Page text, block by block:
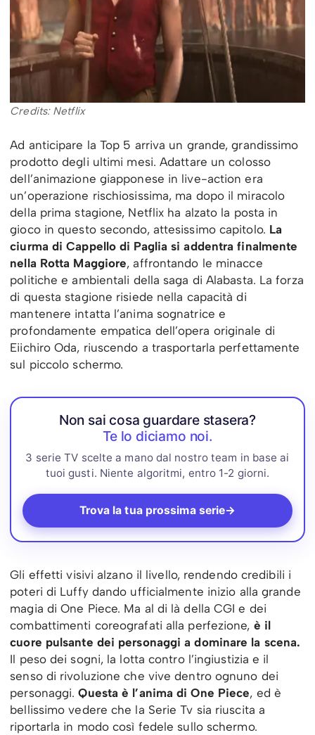
Credits: Netflix
Ad anticipare la Top 5 arriva un grande, grandissimo
prodotto degli ultimi mesi. Adattare un colosso
dell’animazione giapponese in live-action era
un’operazione rischiosissima, ma dopo il miracolo
della prima stagione, Netflix ha alzato la posta in
gioco in questo secondo, attesissimo capitolo. La
ciurma di Cappello di Paglia si addentra finalmente
nella Rotta Maggiore, affrontando le minacce
politiche e ambientali della saga di Alabasta. La forza
di questa stagione risiede nella capacità di
mantenere intatta l’anima sognatrice e
profondamente empatica dell’opera originale di
Eiichiro Oda, riuscendo a trasportarla perfettamente
sul piccolo schermo.
Non sai cosa guardare stasera?
Te lo diciamo noi.
3 serie TV scelte a mano dal nostro team in base ai
tuoi gusti. Niente algoritmi, entro 1-2 giorni.
Trova la tua prossima serie→
Gli effetti visivi alzano il livello, rendendo credibili i
poteri di Luffy dando ufficialmente inizio alla grande
magia di One Piece. Ma al di là della CGI e dei
combattimenti coreografati alla perfezione, è il
cuore pulsante dei personaggi a dominare la scena.
Il peso dei sogni, la lotta contro l’ingiustizia e il
senso di rivoluzione che vive dentro ognuno dei
personaggi.Questa è l’anima di One Piece, ed è
bellissimo vedere che la Serie Tv sia riuscita a
riportarla in modo così fedele sullo schermo.